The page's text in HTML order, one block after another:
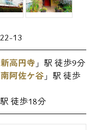
13
新高円寺 」駅 徒歩9分
南阿佐ケ谷 」駅 徒歩
徒歩18分